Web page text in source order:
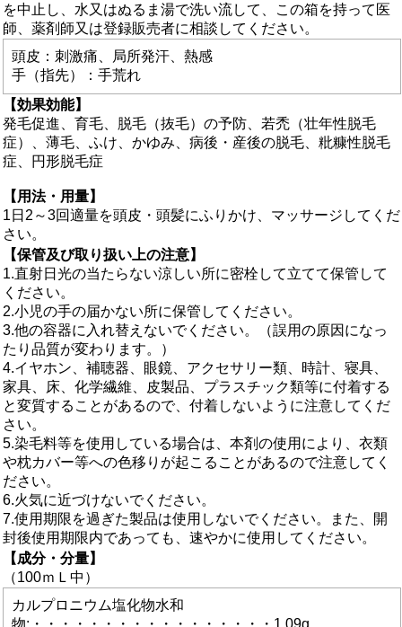
を中止し、水又はぬるま湯で洗い流して、この箱を持って医
師、薬剤師又は登録販売者に相談してください。
頭皮：刺激痛、局所発汗、熱感
手（指先）：手荒れ
【効果効能】
発毛促進、育毛、脱毛（抜毛）の予防、若禿（壮年性脱毛
症）、薄毛、ふけ、かゆみ、病後・産後の脱毛、粃糠性脱毛
症、円形脱毛症
【用法・用量】
1日2～3回適量を頭皮・頭髪にふりかけ、マッサージしてくだ
さい。
【保管及び取り扱い上の注意】
1.直射日光の当たらない涼しい所に密栓して立てて保管して
ください。
2.小児の手の届かない所に保管してください。
3.他の容器に入れ替えないでください。（誤用の原因になっ
たり品質が変わります。）
4.イヤホン、補聴器、眼鏡、アクセサリー類、時計、寝具、
家具、床、化学繊維、皮製品、プラスチック類等に付着する
と変質することがあるので、付着しないように注意してくだ
さい。
5.染毛料等を使用している場合は、本剤の使用により、衣類
や枕カバー等への色移りが起こることがあるので注意してく
ださい。
6.火気に近づけないでください。
7.使用期限を過ぎた製品は使用しないでください。また、開
封後使用期限内であっても、速やかに使用してください。
【成分・分量】
（100ｍＬ中）
カルプロニウム塩化物水和
物:・・・・・・・・・・・・・・・・・1.09g